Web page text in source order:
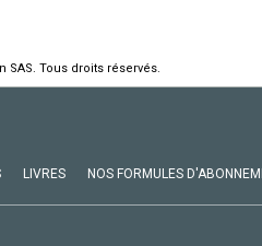
SAS. Tous droits réservés.
LIVRES NOS FORMULES